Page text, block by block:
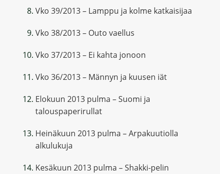
Vko 39/2013 – Lamppu ja kolme katkaisijaa
Vko 38/2013 – Outo vaellus
Vko 37/2013 – Ei kahta jonoon
Vko 36/2013 – Männyn ja kuusen iät
Elokuun 2013 pulma – Suomi ja
talouspaperirullat
Heinäkuun 2013 pulma – Arpakuutiolla
alkulukuja
Kesäkuun 2013 pulma – Shakki-pelin